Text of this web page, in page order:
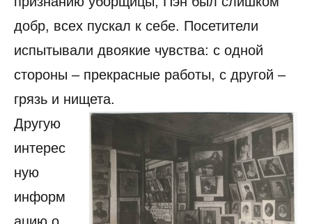
добр, всех пускал к себе. Посетители
испытывали двоякие чувства: с одной
стороны – прекрасные работы, с другой –
грязь и нищета.
Другую
интерес
ную
информ